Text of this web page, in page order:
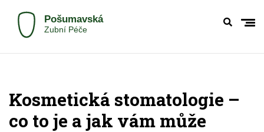
Kosmetická stomatologie –
co to je a jak vám může